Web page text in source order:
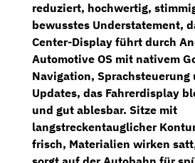
reduziert, hochwertig,
bewusstes Understatement,
Center-Display führt durch
Automotive OS mit nativem
Navigation, Sprachsteuerung
Updates, das Fahrerdisplay
und gut ablesbar. Sitze mit
langstreckentauglicher
frisch, Materialien wirken